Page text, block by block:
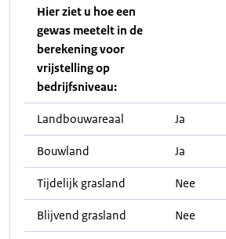
Hier ziet u hoe een
gewas meetelt in de
berekening voor
vrijstelling op
bedrijfsniveau:
Landbouwareaal Ja
Bouwland Ja
Tijdelijk grasland Nee
Blijvend grasland Nee